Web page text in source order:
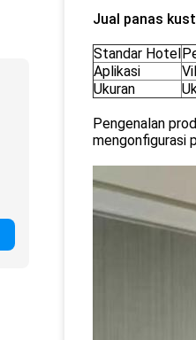
Jual panas
Standar Hotel
Aplikasi
Ukuran
Pengenalan
mengonfigurasi